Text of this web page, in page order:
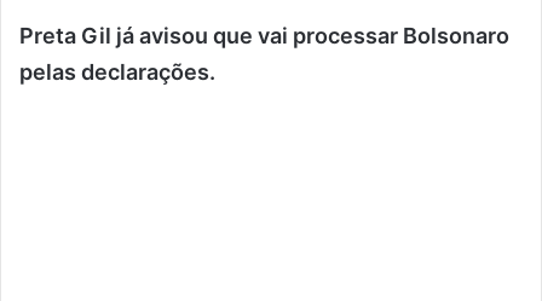
Preta Gil já avisou que vai processar Bolsonaro
pelas declarações.